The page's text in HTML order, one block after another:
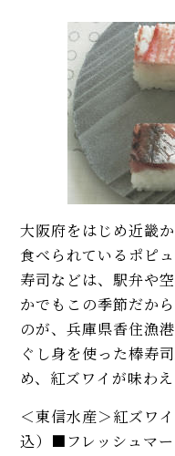
大阪府をはじめ近畿
食べられているポピ
寿司などは、駅弁や
かでもこの季節だか
のが、兵庫県香住漁
ぐし身を使った棒寿
め、紅ズワイが味わ
＜東信水産＞紅ズワ
込）■フレッシュマー